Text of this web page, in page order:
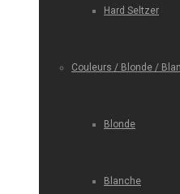
Hard Seltzer
Couleurs / Blonde /
Blonde
Blanche